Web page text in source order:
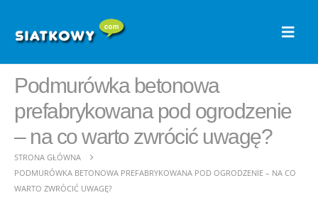
Podmurówka betonowa
prefabrykowana pod ogrodzenie
– na co warto zwrócić uwagę?
STRONA GŁÓWNA
PODMURÓWKA BETONOWA PREFABRYKOWANA POD OGRODZENIE – NA CO
WARTO ZWRÓCIĆ UWAGĘ?